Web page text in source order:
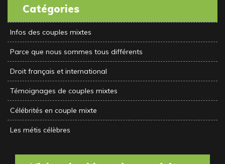
Catégories
Infos des couples mixtes
Parce que nous sommes tous différents
Droit français et international
Témoignages de couples mixtes
Célébrités en couple mixte
Les métis célèbres